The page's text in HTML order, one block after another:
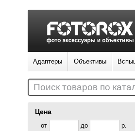
Цена
от до р.
Адаптеры Объективы
Поиск товаров по